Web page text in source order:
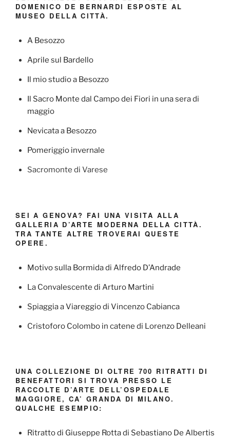
DOMENICO DE BERNARDI ESPOSTE AL
MUSEO DELLA CITTÀ.
A Besozzo
Aprile sul Bardello
Il mio studio a Besozzo
Il Sacro Monte dal Campo dei Fiori in una sera di
maggio
Nevicata a Besozzo
Pomeriggio invernale
Sacromonte di Varese
SEI A GENOVA? FAI UNA VISITA ALLA
GALLERIA D’ARTE MODERNA DELLA CITTÀ.
TRA TANTE ALTRE TROVERAI QUESTE
OPERE.
Motivo sulla Bormida di Alfredo D’Andrade
La Convalescente di Arturo Martini
Spiaggia a Viareggio di Vincenzo Cabianca
Cristoforo Colombo in catene di Lorenzo Delleani
UNA COLLEZIONE DI OLTRE 700 RITRATTI DI
BENEFATTORI SI TROVA PRESSO LE
RACCOLTE D’ARTE DELL’OSPEDALE
MAGGIORE, CA’ GRANDA DI MILANO.
QUALCHE ESEMPIO:
Ritratto di Giuseppe Rotta di Sebastiano De Albertis